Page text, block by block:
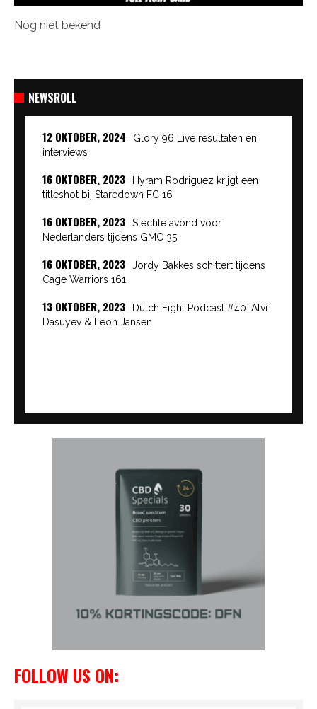
Nog niet bekend
NEWSROLL
12 OKTOBER, 2024
Glory 96 Live resultaten en
interviews
16 OKTOBER, 2023
Hyram Rodriguez krijgt een
titleshot bij Staredown FC 16
16 OKTOBER, 2023
Slechte avond voor
Nederlanders tijdens GMC 35
16 OKTOBER, 2023
Jordy Bakkes schittert tijdens
Cage Warriors 161
13 OKTOBER, 2023
Dutch Fight Podcast #40: Alvi
Dasuyev & Leon Jansen
FOLLOW US ON: